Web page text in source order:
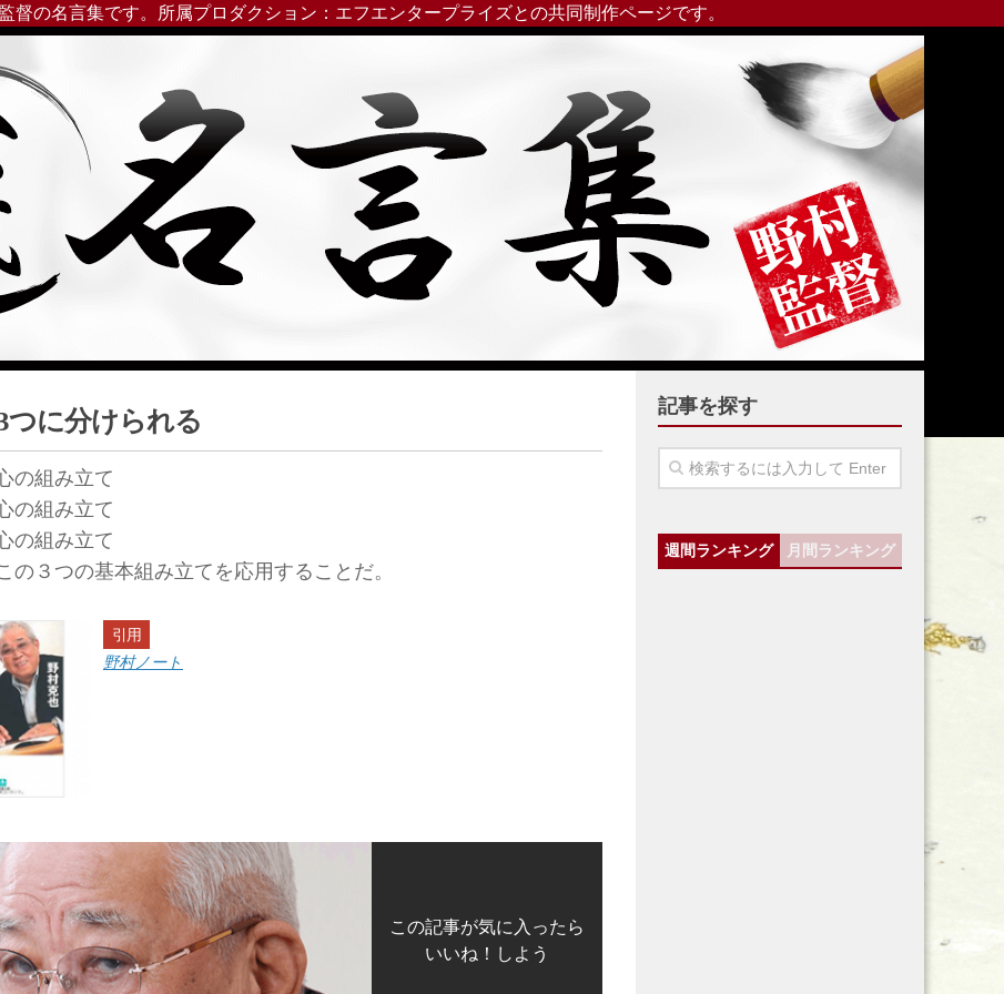
督の名言集です。所属プロダクション：エフエンタープライズとの共同制作ページです。
つに分けられる
の組み立て
の組み立て
の組み立て
の３つの基本組み立てを応用することだ。
引用
野村ノート
この記事が気に入ったら
いいね！しよう
記事を探す
週間ランキング 月間ランキング